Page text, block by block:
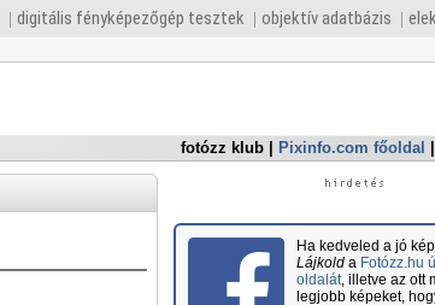
digitális fényképezőgép tesztek objektív adatbázis
fotózz klub Pixinfo.com főoldal
Ha kedveled a jó
Lájkolda Fotózz.hu
oldalát, illetve az ott
legjobb képeket,